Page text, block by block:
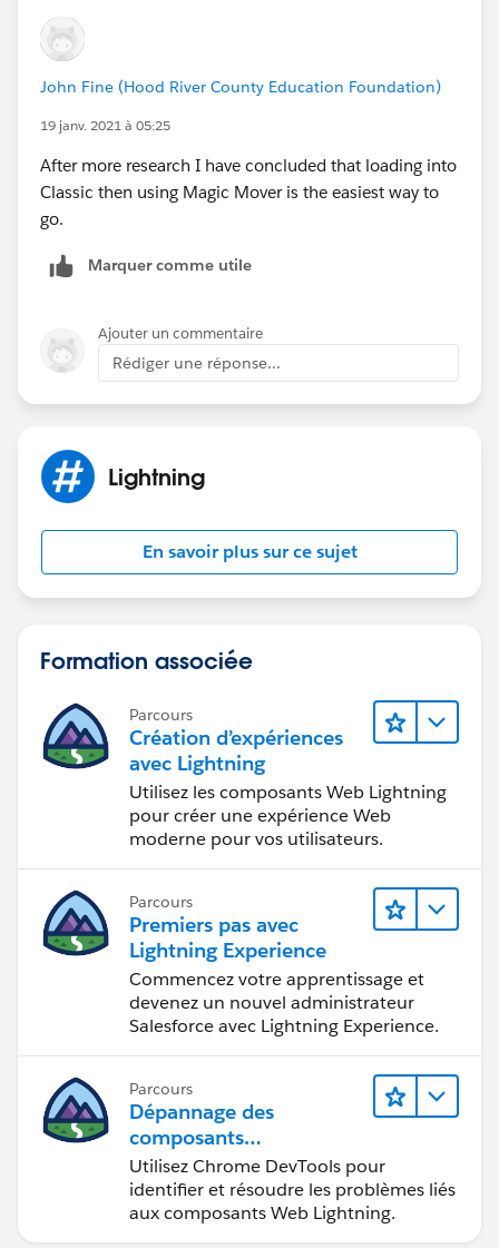
John Fine (Hood River County Education Foundation)
19 janv. 2021 à 05:25
After more research I have concluded that loading into
Classic then using Magic Mover is the easiest way to
go.
Marquer comme utile
Ajouter un commentaire
Rédiger une réponse...
Lightning
En savoir plus sur ce sujet
Formation associée
Parcours
Création d’expériences
avec Lightning
Utilisez les composants Web Lightning
pour créer une expérience Web
moderne pour vos utilisateurs.
Parcours
Premiers pas avec
Lightning Experience
Commencez votre apprentissage et
devenez un nouvel administrateur
Salesforce avec Lightning Experience.
Parcours
Dépannage des
composants
Web Lightning
Utilisez Chrome DevTools pour
identifier et résoudre les problèmes liés
aux composants Web Lightning.